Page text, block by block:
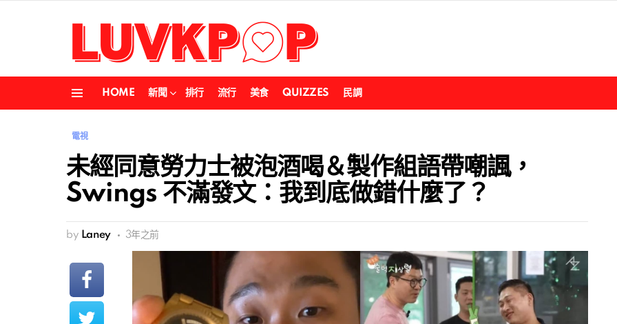
HOME 新聞 排行 流行 美食 QUIZZES 民調
電視
未經同意勞力士被泡酒喝＆製作組語帶嘲諷，
Swings 不滿發文：我到底做錯什麼了？
by Laney 3年之前